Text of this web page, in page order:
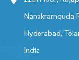
Nanakramguda
Hyderabad,
India